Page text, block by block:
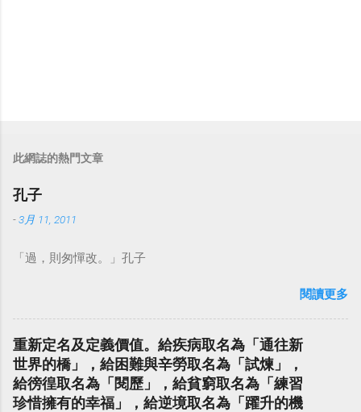
此網誌的熱門文章
孔子
-3月 11, 2011
「過，則匆憚改。」孔子
閱讀更多
重新定名及定義價值。給疾病取名為「通往新
世界的橋」，給困難與辛勞取名為「試煉」，
給徬徨取名為「閱歷」，給貧窮取名為「練習
珍惜擁有的幸福」，給逆境取名為「躍升的機